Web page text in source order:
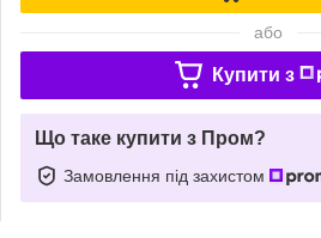
або
Купити з
Що таке купити з Пром?
Замовлення під захистом